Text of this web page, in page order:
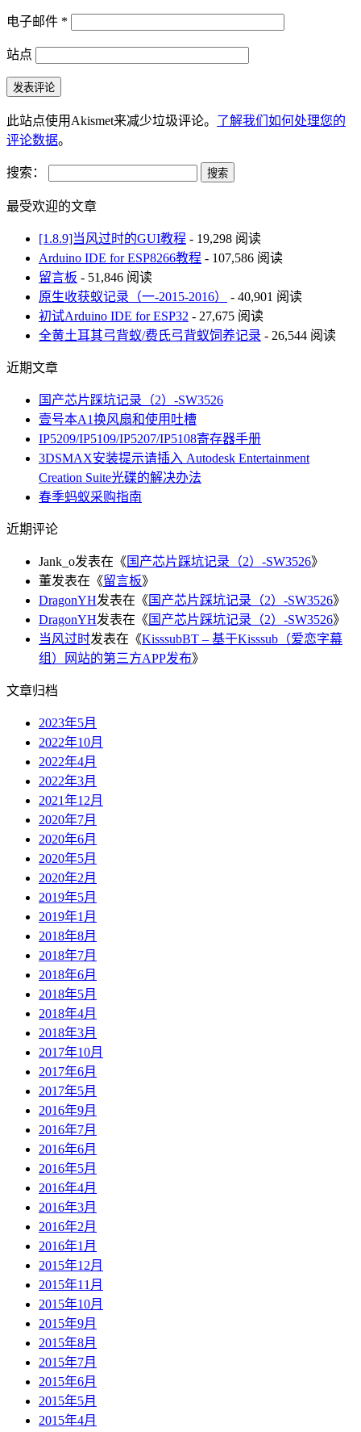
电子邮件 *
站点
此站点使用Akismet来减少垃圾评论。 了解我们如何处理您的
评论数据。
搜索：
最受欢迎的文章
[1.8.9]当风过时的GUI教程 - 19,298 阅读
Arduino IDE for ESP8266教程 - 107,586 阅读
留言板 - 51,846 阅读
原生收获蚁记录（一-2015-2016）
- 40,901 阅读
初试Arduino IDE for ESP32 - 27,675 阅读
全黄土耳其弓背蚁/费氏弓背蚁饲养记录 - 26,544 阅读
近期文章
国产芯片踩坑记录（2）-SW3526
壹号本A1换风扇和使用吐槽
IP5209/IP5109/IP5207/IP5108寄存器手册
3DSMAX安装提示请插入 Autodesk Entertainment
Creation Suite光碟的解决办法
春季蚂蚁采购指南
近期评论
Jank_o发表在《 国产芯片踩坑记录（2）-SW3526》
董发表在《留言板》
DragonYH发表在《 国产芯片踩坑记录（2）-SW3526》
DragonYH发表在《 国产芯片踩坑记录（2）-SW3526》
当风过时发表在《KisssubBT – 基于Kisssub（爱恋字幕
组）网站的第三方APP发布》
文章归档
2023年5月
2022年10月
2022年4月
2022年3月
2021年12月
2020年7月
2020年6月
2020年5月
2020年2月
2019年5月
2019年1月
2018年8月
2018年7月
2018年6月
2018年5月
2018年4月
2018年3月
2017年10月
2017年6月
2017年5月
2016年9月
2016年7月
2016年6月
2016年5月
2016年4月
2016年3月
2016年2月
2016年1月
2015年12月
2015年11月
2015年10月
2015年9月
2015年8月
2015年7月
2015年6月
2015年5月
2015年4月